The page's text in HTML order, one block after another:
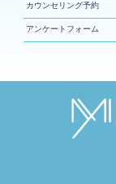
カウンセリング予約
アンケートフォーム